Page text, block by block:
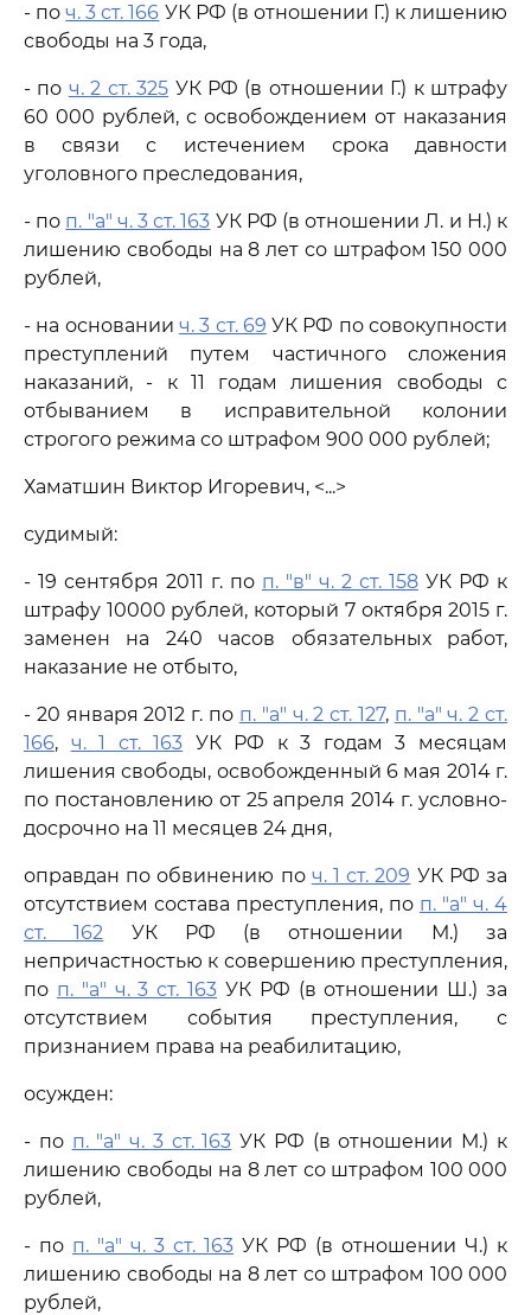
- поч. 3 ст. 166 УК РФ (в отношении Г.) к лишению
свободы на 3 года,
- по ч. 2 ст. 325 УК РФ (в отношении Г.) к штрафу
60 000 рублей, с освобождением от наказания
в связи с истечением срока давности
уголовного преследования,
- по п. "а" ч. 3 ст. 163 УК РФ (в отношении Л. и Н.) к
лишению свободы на 8 лет со штрафом 150 000
рублей,
- на основании ч. 3 ст. 69 УК РФ по совокупности
преступлений путем частичного сложения
наказаний, - к 11 годам лишения свободы с
отбыванием в исправительной колонии
строгого режима со штрафом 900 000 рублей;
Хаматшин Виктор Игоревич, <...>
судимый:
- 19 сентября 2011 г. по п. "в" ч. 2 ст. 158 УК РФ к
штрафу 10000 рублей, который 7 октября 2015 г.
заменен на 240 часов обязательных работ,
наказание не отбыто,
- 20 января 2012 г. по п. "а" ч. 2 ст. 127, п. "а" ч. 2 ст.
166, ч. 1 ст. 163 УК РФ к 3 годам 3 месяцам
лишения свободы, освобожденный 6 мая 2014 г.
по постановлению от 25 апреля 2014 г. условно-
досрочно на 11 месяцев 24 дня,
оправдан по обвинению по ч. 1 ст. 209 УК РФ за
отсутствием состава преступления, по п. "а" ч. 4
ст. 162 УК РФ (в отношении М.) за
непричастностью к совершению преступления,
по п. "а" ч. 3 ст. 163 УК РФ (в отношении Ш.) за
отсутствием события преступления, с
признанием права на реабилитацию,
осужден:
- по п. "а" ч. 3 ст. 163 УК РФ (в отношении М.) к
лишению свободы на 8 лет со штрафом 100 000
рублей,
- по п. "а" ч. 3 ст. 163 УК РФ (в отношении Ч.) к
лишению свободы на 8 лет со штрафом 100 000
рублей,